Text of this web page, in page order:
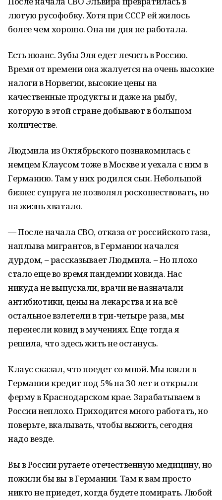
лютую русофобку. Хотя при СССР ей жилось
более чем хорошо. Она ни дня не работала.
Есть нюанс. Зубы Эля едет лечить в Россию.
Время от времени она жалуется на очень высокие
налоги в Норвегии, высокие цены на
качественные продукты и даже на рыбу,
которую в этой стране добывают в большом
количестве.
Людмила из Октябрьского познакомилась с
немцем Клаусом тоже в Москве и уехала с ним в
Германию. Там у них родился сын. Небольшой
бизнес супруга не позволял роскошествовать, но
на жизнь хватало.
— После начала СВО, отказа от российского газа,
наплыва мигрантов, в Германии начался
дурдом, – рассказывает Людмила. – Но плохо
стало еще во время пандемии ковида. Нас
никуда не выпускали, врачи не назначали
антибиотики, цены на лекарства и на всё
остальное взлетели в три-четыре раза, мы
перенесли ковид в мучениях. Еще тогда я
решила, что здесь жить не останусь.
Клаус сказал, что поедет со мной. Мы взяли в
Германии кредит под 5% на 30 лет и открыли
ферму в Краснодарском крае. Зарабатываем в
России неплохо. Приходится много работать, но
поверьте, вкалывать, чтобы выжить, сегодня
надо везде.
Вы в России ругаете отечественную медицину, но
пожили бы вы в Германии. Там к вам просто
никто не приедет, когда будете помирать. Любой